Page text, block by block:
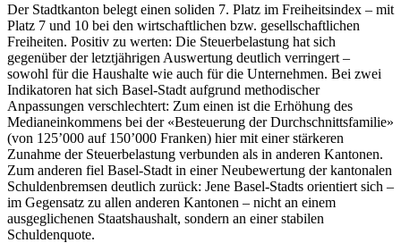
Der Stadtkanton belegt einen soliden 7. Platz im Freiheitsindex – mit
Platz 7 und 10 bei den wirtschaftlichen bzw. gesellschaftlichen
Freiheiten. Positiv zu werten: Die Steuerbelastung hat sich
gegenüber der letztjährigen Auswertung deutlich verringert –
sowohl für die Haushalte wie auch für die Unternehmen. Bei zwei
Indikatoren hat sich Basel-Stadt aufgrund methodischer
Anpassungen verschlechtert: Zum einen ist die Erhöhung des
Medianeinkommens bei der «Besteuerung der Durchschnittsfamilie»
(von 125’000 auf 150’000 Franken) hier mit einer stärkeren
Zunahme der Steuerbelastung verbunden als in anderen Kantonen.
Zum anderen fiel Basel-Stadt in einer Neubewertung der kantonalen
Schuldenbremsen deutlich zurück: Jene Basel-Stadts orientiert sich –
im Gegensatz zu allen anderen Kantonen – nicht an einem
ausgeglichenen Staatshaushalt, sondern an einer stabilen
Schuldenquote.